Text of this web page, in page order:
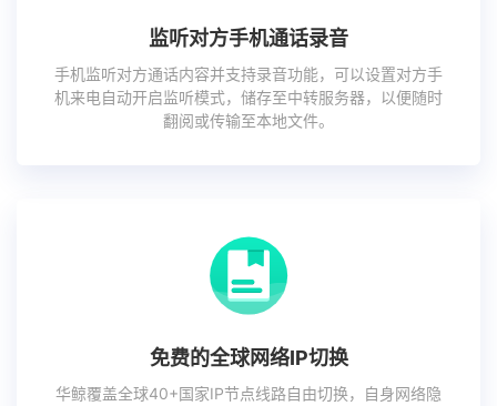
监听对方手机通话录音
手机监听对方通话内容并支持录音功能，可以设置对方手
机来电自动开启监听模式，储存至中转服务器，以便随时
翻阅或传输至本地文件。
免费的全球网络IP切换
华鲸覆盖全球40+国家IP节点线路自由切换，自身网络隐